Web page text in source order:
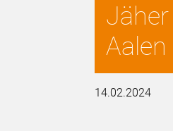
Aalen
14.02.2024